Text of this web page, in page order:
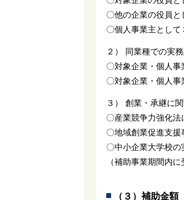
〇他の企業の役員
〇個人事業主とし
２） 同業種での実
〇対象企業・個人
〇対象企業・個人
３） 創業・承継に
〇産業競争力強化
〇地域創業促進支
〇中小企業大学校
（補助事業期間内
（３）補助金額